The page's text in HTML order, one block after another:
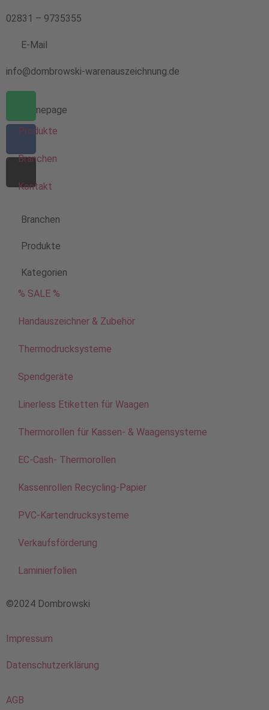
02831 – 9735355
E-Mail
info@dombrowski-warenauszeichnung.de
Homepage
Produkte
Branchen
Kontakt
Branchen
Produkte
Kategorien
% SALE %
Handauszeichner & Zubehör
Thermodrucksysteme
Spendgeräte
Linerless Etiketten für Waagen
Thermorollen für Kassen- & Waagensysteme
EC-Cash- Thermorollen
Kassenrollen Recycling-Papier
PVC-Kartendrucksysteme
Verkaufsförderung
Laminierfolien
©2024 Dombrowski
Impressum
Datenschutzerklärung
AGB